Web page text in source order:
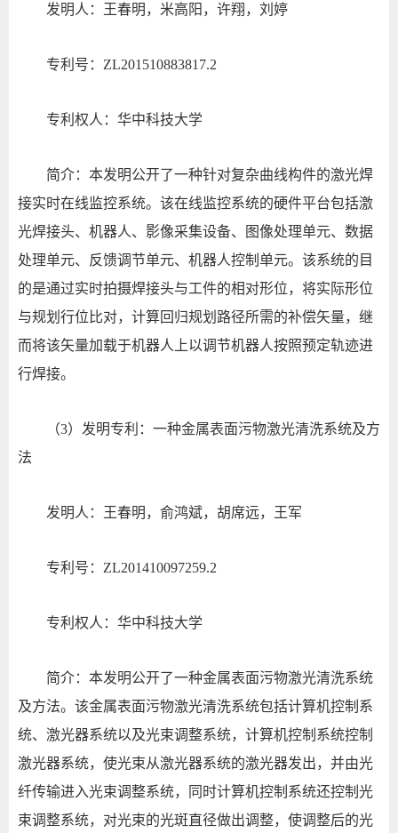
发明人：王春明，米高阳，许翔，刘婷
专利号：ZL201510883817.2
专利权人：华中科技大学
简介：本发明公开了一种针对复杂曲线构件的激光焊
接实时在线监控系统。该在线监控系统的硬件平台包括激
光焊接头、机器人、影像采集设备、图像处理单元、数据
处理单元、反馈调节单元、机器人控制单元。该系统的目
的是通过实时拍摄焊接头与工件的相对形位，将实际形位
与规划行位比对，计算回归规划路径所需的补偿矢量，继
而将该矢量加载于机器人上以调节机器人按照预定轨迹进
行焊接。
（3）发明专利：一种金属表面污物激光清洗系统及方
法
发明人：王春明，俞鸿斌，胡席远，王军
专利号：ZL201410097259.2
专利权人：华中科技大学
简介：本发明公开了一种金属表面污物激光清洗系统
及方法。该金属表面污物激光清洗系统包括计算机控制系
统、激光器系统以及光束调整系统，计算机控制系统控制
激光器系统，使光束从激光器系统的激光器发出，并由光
纤传输进入光束调整系统，同时计算机控制系统还控制光
束调整系统，对光束的光斑直径做出调整，使调整后的光